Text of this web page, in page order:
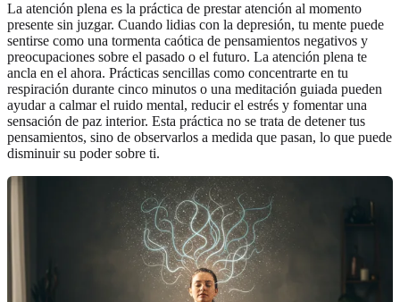
La atención plena es la práctica de prestar atención al momento
presente sin juzgar. Cuando lidias con la depresión, tu mente puede
sentirse como una tormenta caótica de pensamientos negativos y
preocupaciones sobre el pasado o el futuro. La atención plena te
ancla en el ahora. Prácticas sencillas como concentrarte en tu
respiración durante cinco minutos o una meditación guiada pueden
ayudar a calmar el ruido mental, reducir el estrés y fomentar una
sensación de paz interior. Esta práctica no se trata de detener tus
pensamientos, sino de observarlos a medida que pasan, lo que puede
disminuir su poder sobre ti.